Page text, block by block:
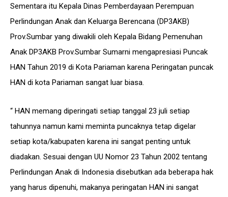
Sementara itu Kepala Dinas Pemberdayaan Perempuan
Perlindungan Anak dan Keluarga Berencana (DP3AKB)
Prov.Sumbar yang diwakili oleh Kepala Bidang Pemenuhan
Anak DP3AKB Prov.Sumbar Sumarni mengapresiasi Puncak
HAN Tahun 2019 di Kota Pariaman karena Peringatan puncak
HAN di kota Pariaman sangat luar biasa.
“ HAN memang diperingati setiap tanggal 23 juli setiap
tahunnya namun kami meminta puncaknya tetap digelar
setiap kota/kabupaten karena ini sangat penting untuk
diadakan. Sesuai dengan UU Nomor 23 Tahun 2002 tentang
Perlindungan Anak di Indonesia disebutkan ada beberapa hak
yang harus dipenuhi, makanya peringatan HAN ini sangat